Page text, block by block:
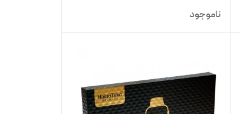
ناموجود